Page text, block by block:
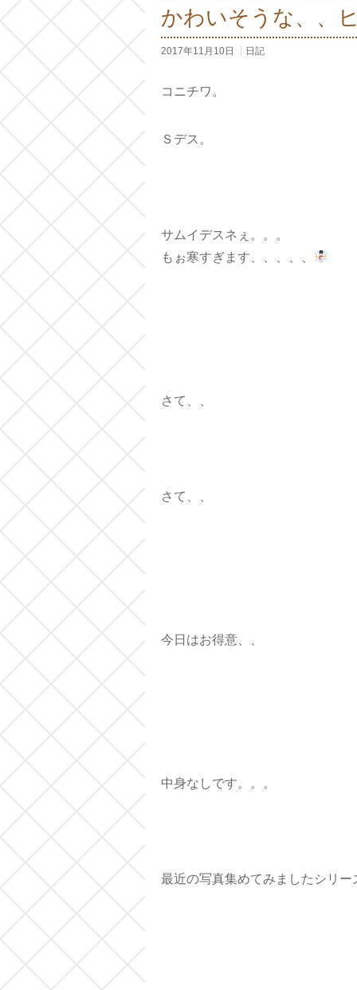
かわいそうな、、
2017年11月10日 日記
コニチワ。
Ｓデス。
サムイデスネぇ。。。
もぉ寒すぎます、、、、、
さて、、
さて、、
今日はお得意、、
中身なしです。。。
最近の写真集めてみましたシリー